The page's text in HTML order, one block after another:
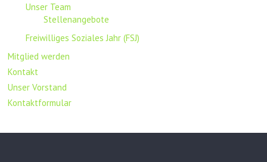
Unser Team
Stellenangebote
Freiwilliges Soziales Jahr (FSJ)
Mitglied werden
Kontakt
Unser Vorstand
Kontaktformular